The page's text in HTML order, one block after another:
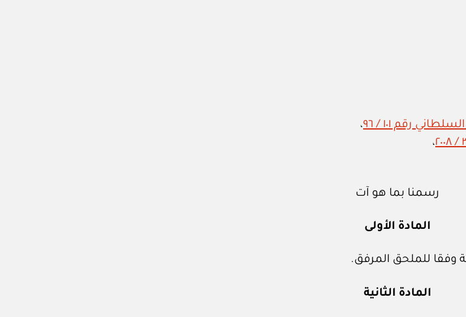
رقم ١٠١ / ٩٦
،
،
رسمنا بما هو آت
المادة الأولى
وفقا للملحق المرفق.
المادة الثانية